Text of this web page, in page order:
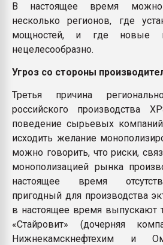
В настоящее время
несколько регионов, где
мощностей, и где новые
нецелесообразно.
Угроз со стороны
Третья причина
российского производства
поведение сырьевых
исходить желание
можно говорить, что риски,
монополизацией рынка
настоящее время
пригодный для производства
в настоящее время выпускают
«Стайровит» (дочерняя
Нижнекамскнефтехим и